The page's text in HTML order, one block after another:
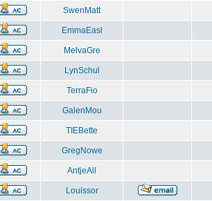
SwenMatt
EmmaEasl
MelvaGre
LynSchul
TerraFio
GalenMou
TIEBette
GregNowe
AntjeAll
Louissor